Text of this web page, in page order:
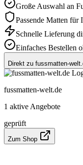
Große Auswahl an
Passende Matten für
Schnelle Lieferung
Einfaches Bestellen
Direkt zu fussmatten-
fussmatten-welt.de
1 aktive Angebote
geprüft
Zum Shop